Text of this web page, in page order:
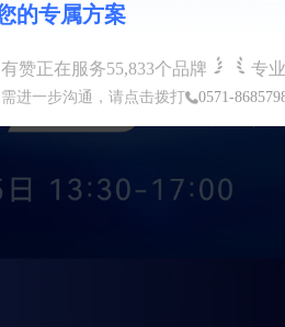
的专属方案
有赞正在服务55,833个品牌 专
进一步沟通，请点击拨打 0571-